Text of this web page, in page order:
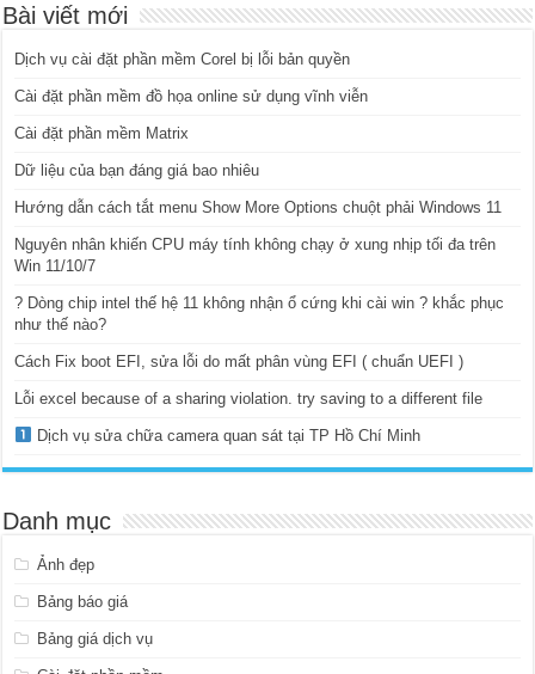
Bài viết mới
Dịch vụ cài đặt phần mềm Corel bị lỗi bản quyền
Cài đặt phần mềm đồ họa online sử dụng vĩnh viễn
Cài đặt phần mềm Matrix
Dữ liệu của bạn đáng giá bao nhiêu
Hướng dẫn cách tắt menu Show More Options chuột phải Windows 11
Nguyên nhân khiến CPU máy tính không chạy ở xung nhịp tối đa trên
Win 11/10/7
? Dòng chip intel thế hệ 11 không nhận ổ cứng khi cài win ? khắc phục
như thế nào?
Cách Fix boot EFI, sửa lỗi do mất phân vùng EFI ( chuẩn UEFI )
Lỗi excel because of a sharing violation. try saving to a different file
Dịch vụ sửa chữa camera quan sát tại TP Hồ Chí Minh
Danh mục
Ảnh đẹp
Bảng báo giá
Bảng giá dịch vụ